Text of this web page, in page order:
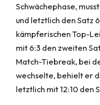
Schwächephase,
und letztlich den Satz
kämpferischen Top-
mit 6:3 den zweiten
Match-Tiebreak, bei
wechselte, behielt er
letztlich mit 12:10 den